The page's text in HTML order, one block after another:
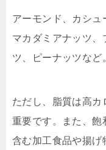
アーモンド、カシュ
マカダミアナッツ、
ツ、ピーナッツなど
ただし、脂質は高
重要です。また、飽
含む加工食品や揚げ